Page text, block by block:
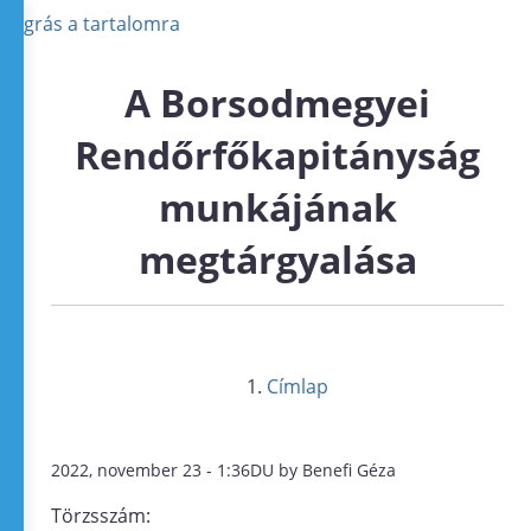
Ugrás a tartalomra
A Borsodmegyei
Rendőrfőkapitányság
munkájának
megtárgyalása
Címlap
2022, november 23 - 1:36DU by Benefi Géza
Törzsszám: